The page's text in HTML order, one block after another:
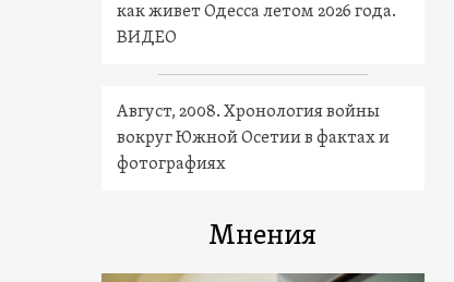
как живет Одесса летом 2026 года.
ВИДЕО
Август, 2008. Хронология войны
вокруг Южной Осетии в фактах и
фотографиях
Мнения